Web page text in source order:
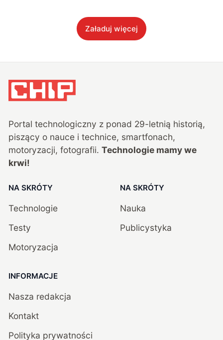
Załaduj więcej
Portal technologiczny z ponad 29-letnią historią,
piszący o nauce i technice, smartfonach,
motoryzacji, fotografii. Technologie mamy we
krwi!
NA SKRÓTY
Technologie
Testy
Motoryzacja
NA SKRÓTY
Nauka
Publicystyka
INFORMACJE
Nasza redakcja
Kontakt
Polityka prywatności